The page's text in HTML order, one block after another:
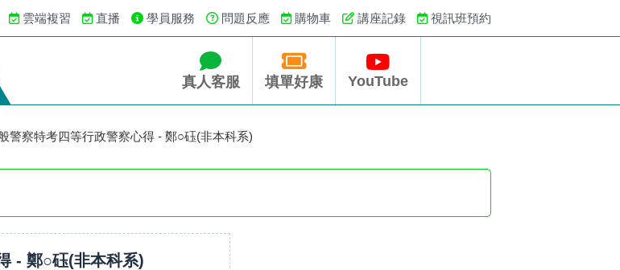
雲端複習 直播 學員服務 問題反應 購物車 講座記錄 視訊班預約
真人客服 填單好康 YouTube
警察特考四等行政警察心得 - 鄭○砡(非本科系)
- 鄭○砡(非本科系)